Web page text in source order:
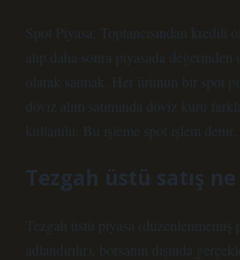
Spot Piyasa: Toptancısından kredili
alıp daha sonra piyasada
olarak satmak. Her ürünün bir spot
döviz alım satımında döviz kuru
kullanılır. Bu işleme spot işlem denir.
Tezgah üstü satış
Tezgah üstü piyasa (düzenlenmemiş
adlandırılır), borsanın dışında